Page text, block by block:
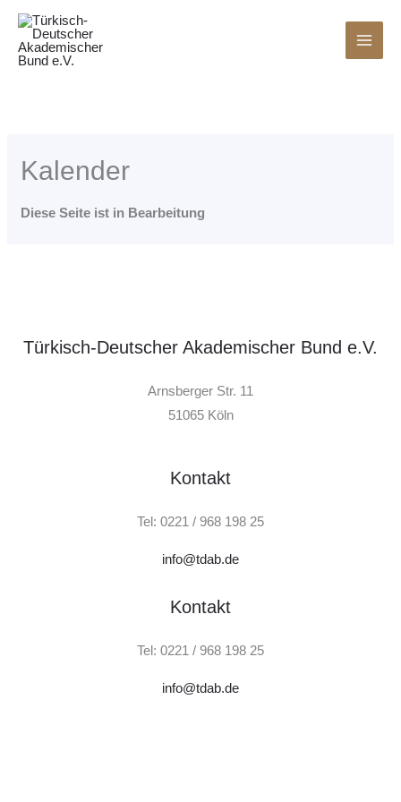
Zum
springen
Kalender
Diese Seite ist in Bearbeitung
Türkisch-Deutscher Akademischer Bund e.V.
Arnsberger Str. 11
51065 Köln
Kontakt
Tel: 0221 / 968 198 25
info@tdab.de
Kontakt
Tel: 0221 / 968 198 25
info@tdab.de